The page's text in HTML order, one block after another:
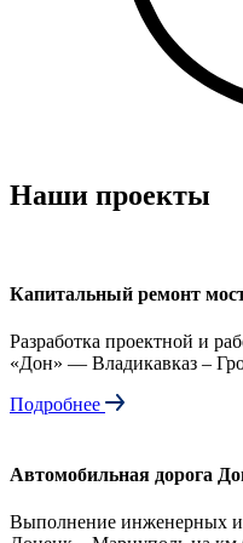
Наши проекты
Капитальный ремонт
Разработка проектной и
«Дон» — Владикавказ –
Подробнее
Автомобильная дорога
Выполнение инженерных